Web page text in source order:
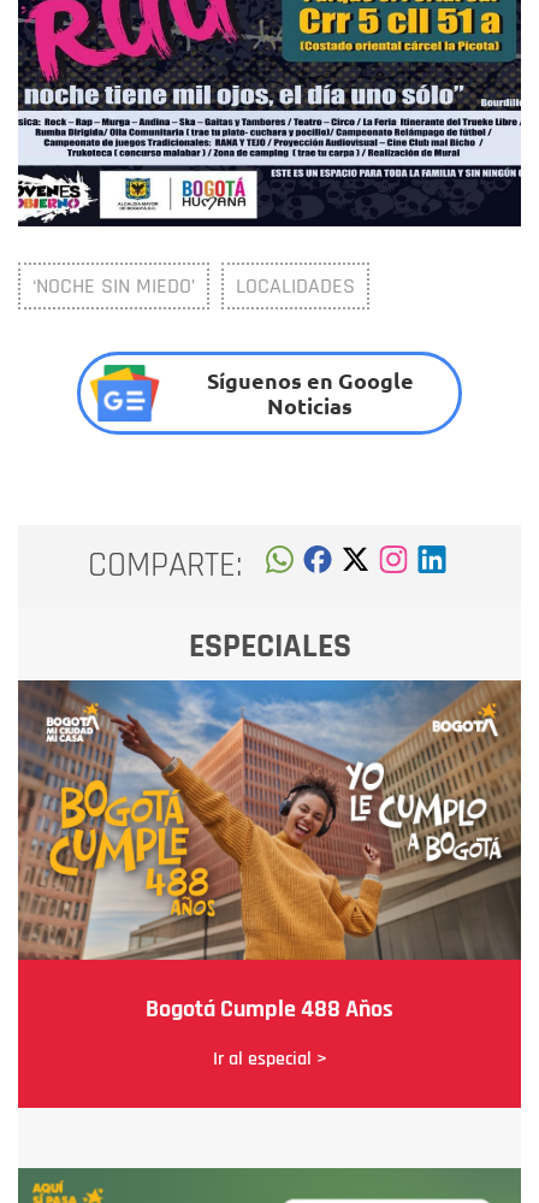
‘NOCHE SIN MIEDO’ LOCALIDADES
Síguenos en Google
Noticias
COMPARTE:
ESPECIALES
Bogotá Cumple 488 Años
Ir al especial >